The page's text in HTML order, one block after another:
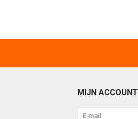
MIJN ACCOUNT